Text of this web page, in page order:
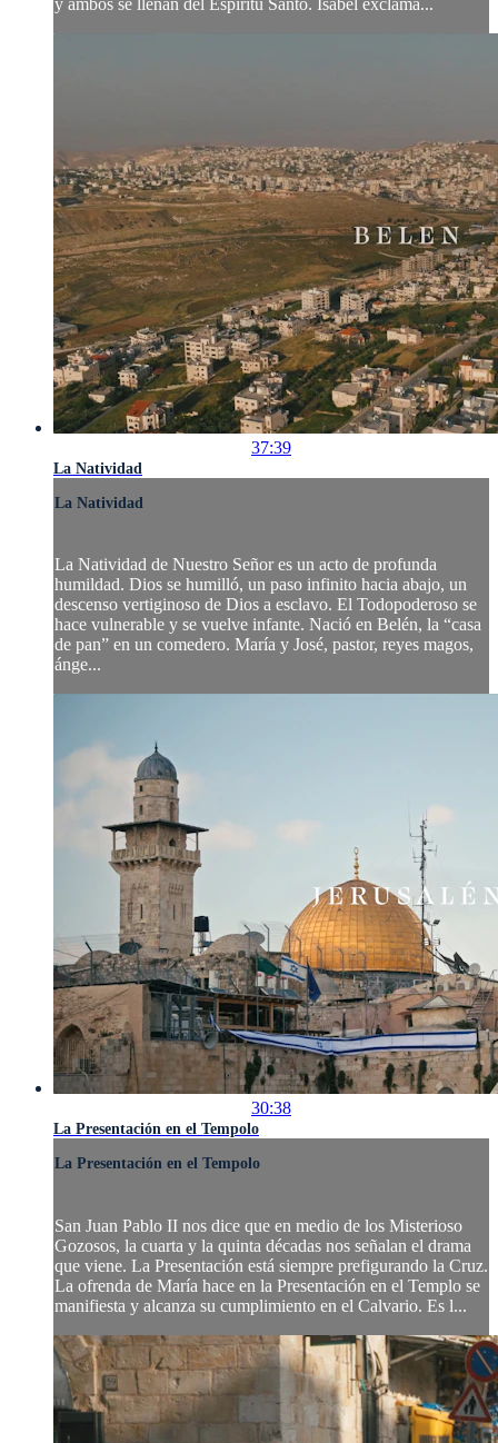
y ambos se llenan del Espíritu Santo. Isabel exclama...
37:39
La Natividad
La Natividad
La Natividad de Nuestro Señor es un acto de profunda
humildad. Dios se humilló, un paso infinito hacia abajo, un
descenso vertiginoso de Dios a esclavo. El Todopoderoso se
hace vulnerable y se vuelve infante. Nació en Belén, la “casa
de pan” en un comedero. María y José, pastor, reyes magos,
ánge...
30:38
La Presentación en el Tempolo
La Presentación en el Tempolo
San Juan Pablo II nos dice que en medio de los Misterioso
Gozosos, la cuarta y la quinta décadas nos señalan el drama
que viene. La Presentación está siempre prefigurando la Cruz.
La ofrenda de María hace en la Presentación en el Templo se
manifiesta y alcanza su cumplimiento en el Calvario. Es l...